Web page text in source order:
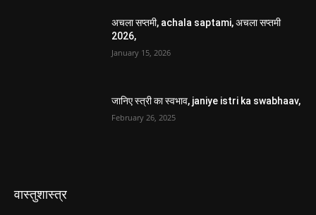
अचला सप्तमी, achala saptami, अचला सप्तमी
2026,
January 15, 2026
जानिए स्त्री का स्वभाव, janiye istri ka swabhaav,
February 26, 2025
वास्तुशास्त्र